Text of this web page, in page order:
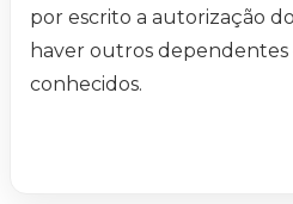
por escrito a autorização
haver outros dependentes
conhecidos.